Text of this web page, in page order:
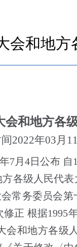
会和地方
和地方各
2022年03月11
年7月 4日公布 自
各级人民代
常务委员会
修正 根据1995
和地方各级